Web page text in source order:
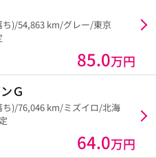
ち)/54,863 km/グレー/東京
85.0万円
Ｇ
ち)/76,046 km/ミズイロ/北海
64.0万円